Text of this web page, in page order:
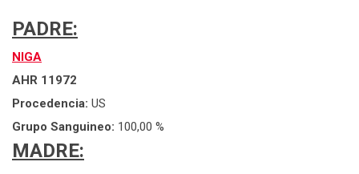
PADRE:
NIGA
AHR 11972
Procedencia: US
Grupo Sanguineo: 100,00 %
MADRE: